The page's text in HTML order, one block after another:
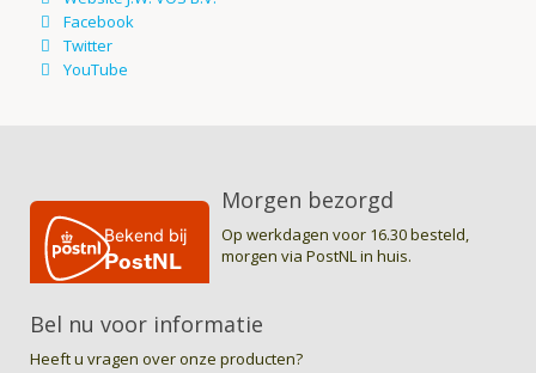
Morgen bezorgd
Op werkdagen voor 16.30 besteld,
morgen via PostNL in huis.
Bel nu voor informatie
Heeft u vragen over onze producten?